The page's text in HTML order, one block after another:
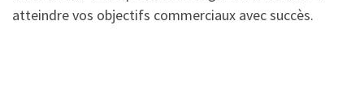
atteindre vos objectifs commerciaux avec succès.